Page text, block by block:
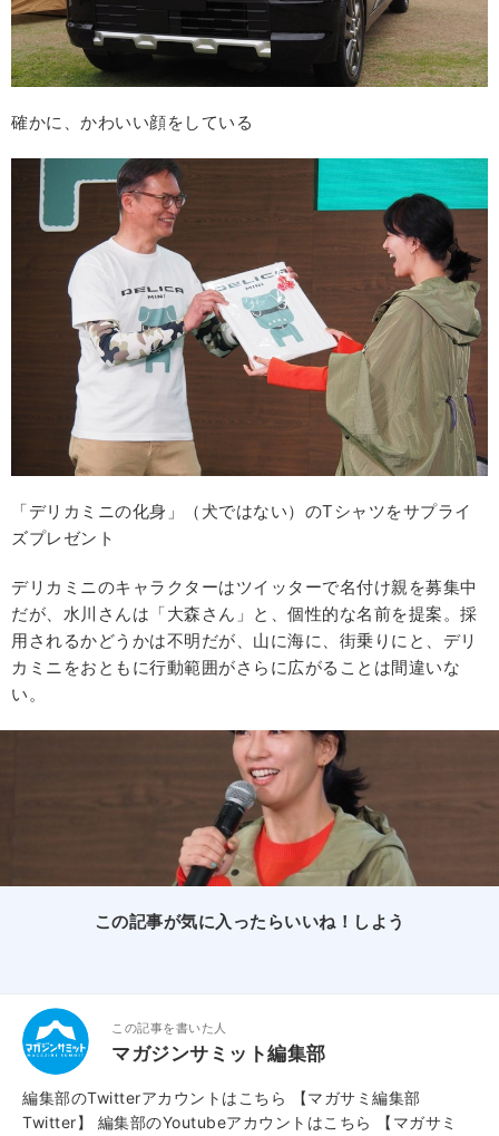
確かに、かわいい顔をしている
「デリカミニの化身」（犬ではない）のTシャツをサプライ
ズプレゼント
デリカミニのキャラクターはツイッターで名付け親を募集中
だが、水川さんは「大森さん」と、個性的な名前を提案。採
用されるかどうかは不明だが、山に海に、街乗りにと、デリ
カミニをおともに行動範囲がさらに広がることは間違いな
い。
この記事が気に入ったらいいね！しよう
この記事を書いた人
マガジンサミット編集部
編集部のTwitterアカウントはこちら
【マガサミ編集部
Twitter】
編集部のYoutubeアカウントはこちら
【マガサミ